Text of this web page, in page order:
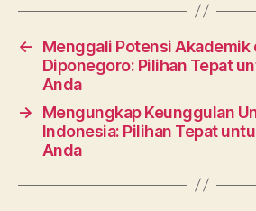
←
Menggali Potensi Akademik
Diponegoro: Pilihan Tepat
Anda
→
Mengungkap Keunggulan
Indonesia: Pilihan Tepat
Anda